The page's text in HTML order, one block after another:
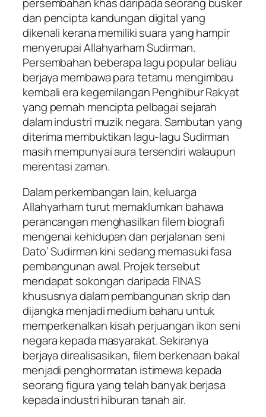
dan pencipta kandungan digital yang
dikenali kerana memiliki suara yang hampir
menyerupai Allahyarham Sudirman.
Persembahan beberapa lagu popular beliau
berjaya membawa para tetamu mengimbau
kembali era kegemilangan Penghibur Rakyat
yang pernah mencipta pelbagai sejarah
dalam industri muzik negara. Sambutan yang
diterima membuktikan lagu-lagu Sudirman
masih mempunyai aura tersendiri walaupun
merentasi zaman.
Dalam perkembangan lain, keluarga
Allahyarham turut memaklumkan bahawa
perancangan menghasilkan filem biografi
mengenai kehidupan dan perjalanan seni
Dato’ Sudirman kini sedang memasuki fasa
pembangunan awal. Projek tersebut
mendapat sokongan daripada FINAS
khususnya dalam pembangunan skrip dan
dijangka menjadi medium baharu untuk
memperkenalkan kisah perjuangan ikon seni
negara kepada masyarakat. Sekiranya
berjaya direalisasikan, filem berkenaan bakal
menjadi penghormatan istimewa kepada
seorang figura yang telah banyak berjasa
kepada industri hiburan tanah air.